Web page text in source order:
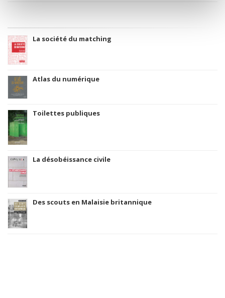
La société du matching
Atlas du numérique
Toilettes publiques
La désobéissance civile
Des scouts en Malaisie britannique